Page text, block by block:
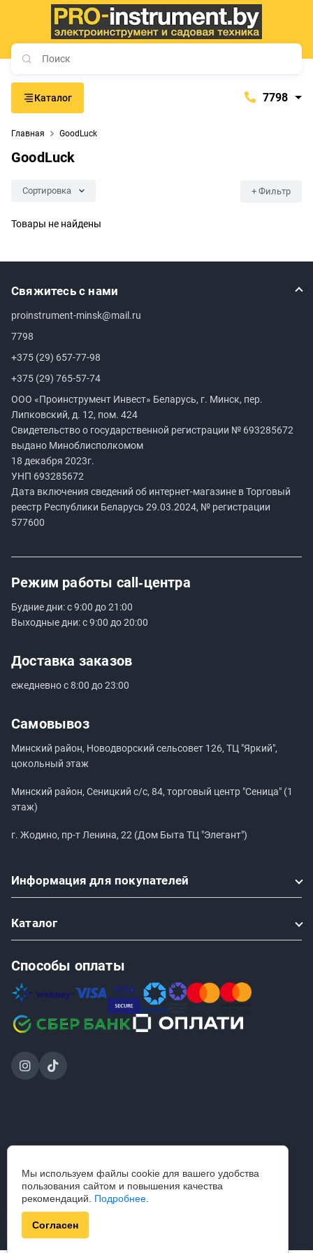
Каталог 7798
Главная GoodLuck
GoodLuck
Сортировка + Фильтр
Товары не найдены
Свяжитесь с нами
proinstrument-minsk@mail.ru
7798
+375 (29) 657-77-98
+375 (29) 765-57-74
ООО «Проинструмент Инвест» Беларусь, г. Минск, пер.
Липковский, д. 12, пом. 424
Свидетельство о государственной регистрации № 693285672
выдано Миноблисполкомом
18 декабря 2023г.
УНП 693285672
Дата включения сведений об интернет-магазине в Торговый
реестр Республики Беларусь 29.03.2024, № регистрации
577600
Режим работы call‑центра
Будние дни: с 9:00 до 21:00
Выходные дни: с 9:00 до 20:00
Доставка заказов
ежедневно с 8:00 до 23:00
Самовывоз
Минский район, Новодворский сельсовет 126, ТЦ "Яркий",
цокольный этаж
Минский район, Сеницкий с/с, 84, торговый центр "Сеница" (1
этаж)
г. Жодино, пр-т Ленина, 22 (Дом Быта ТЦ "Элегант")
Информация для покупателей
Каталог
Способы оплаты
магазин
строительного инструмента и садовой техники.
Разработка — axora.by
Мы используем файлы cookie для вашего удобства
пользования сайтом и повышения качества
рекомендаций. Подробнее
Согласен